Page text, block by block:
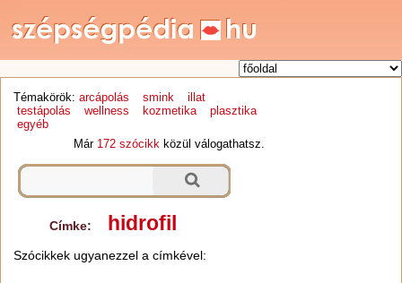
Témakörök: arcápolás smink
illat
testápolás
wellness kozmetika
plasztika
egyéb
Már 172 szócikk közül válogathatsz.
Címke: hidrofil
Szócikkek ugyanezzel a címkével: